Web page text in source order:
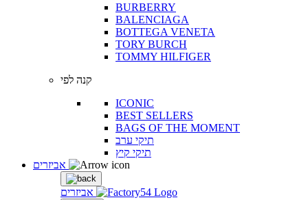
BURBERRY
BALENCIAGA
BOTTEGA VENETA
TORY BURCH
TOMMY HILFIGER
קנה לפי
ICONIC
BEST SELLERS
BAGS OF THE MOMENT
תיקי ערב
תיקי קיץ
אביזרים